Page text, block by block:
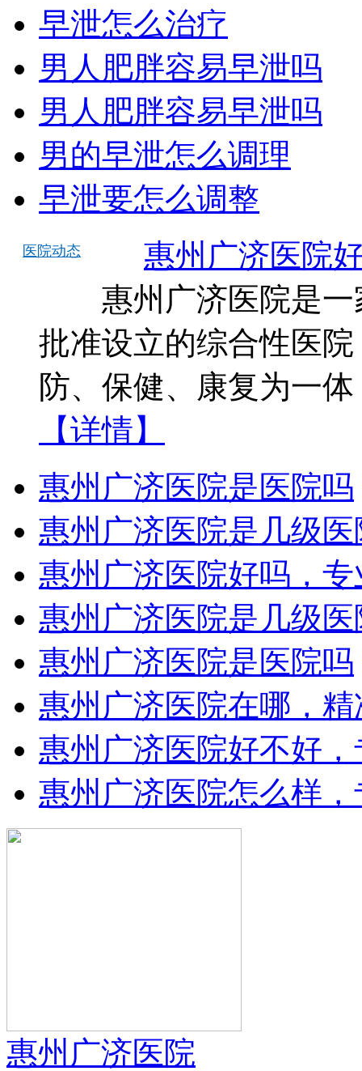
早泄怎么治疗
男人肥胖容易早泄吗
男人肥胖容易早泄吗
男的早泄怎么调理
早泄要怎么调整
医院动态
惠州广济医院
惠州广济医院是一
批准设立的综合性医
防、保健、康复为一
【详情】
惠州广济医院是医院吗
惠州广济医院是几级医
惠州广济医院好吗，专
惠州广济医院是几级医
惠州广济医院是医院吗
惠州广济医院在哪，精
惠州广济医院好不好，
惠州广济医院怎么样，
惠州广济医院